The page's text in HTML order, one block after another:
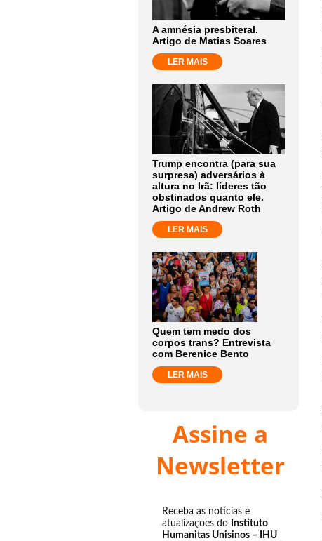
A amnésia presbiteral.
Artigo de Matias Soares
LER MAIS
Trump encontra (para sua
surpresa) adversários à
altura no Irã: líderes tão
obstinados quanto ele.
Artigo de Andrew Roth
LER MAIS
Quem tem medo dos
corpos trans? Entrevista
com Berenice Bento
LER MAIS
Assine a
Newsletter
Receba as notícias e
atualizações do Instituto
Humanitas Unisinos – IHU